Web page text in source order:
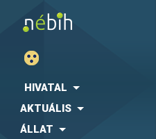
HIVATAL
AKTUÁLIS
ÁLLAT